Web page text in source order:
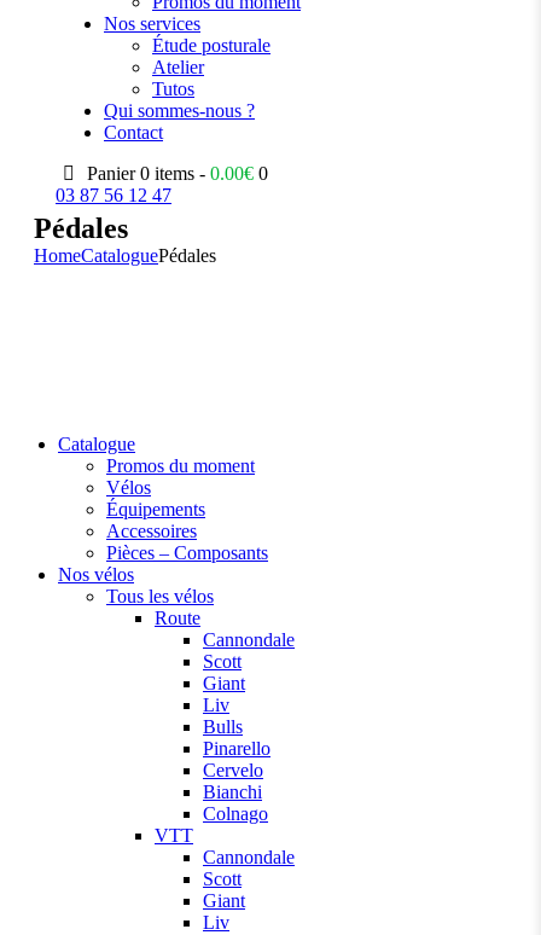
Nos services
Étude posturale
Atelier
Tutos
Qui sommes-nous ?
Contact
Panier 0 items -0.00€ 0
03 87 56 12 47
Pédales
HomeCataloguePédales
Catalogue
Promos du moment
Vélos
Équipements
Accessoires
Pièces – Composants
Nos vélos
Tous les vélos
Route
Cannondale
Scott
Giant
Liv
Bulls
Pinarello
Cervelo
Bianchi
Colnago
VTT
Cannondale
Scott
Giant
Liv